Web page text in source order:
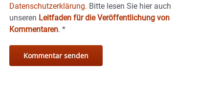
Datenschutzerklärung. Bitte lesen Sie hier auch
unseren Leitfaden für die Veröffentlichung von
Kommentaren. *